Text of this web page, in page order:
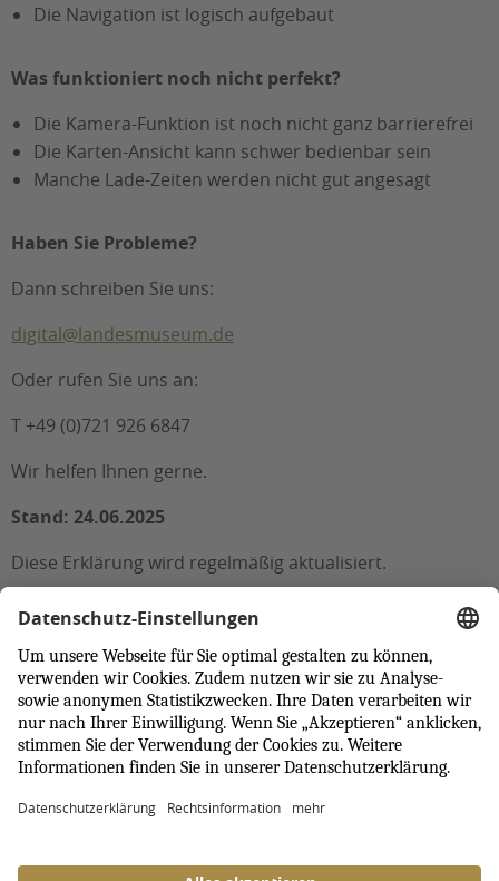
Die Navigation ist logisch aufgebaut
Was funktioniert noch nicht perfekt?
Die Kamera-Funktion ist noch nicht ganz barrierefrei
Die Karten-Ansicht kann schwer bedienbar sein
Manche Lade-Zeiten werden nicht gut angesagt
Haben Sie Probleme?
Dann schreiben Sie uns:
digital@landesmuseum.de
Oder rufen Sie uns an:
T +49 (0)721 926 6847
Wir helfen Ihnen gerne.
Stand: 24.06.2025
Diese Erklärung wird regelmäßig aktualisiert.
© 2026 Badisches Landesmuseum
Presse
Erklärung zur Barrierefreiheit
Nach oben